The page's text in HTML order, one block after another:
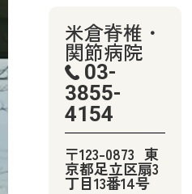
米倉脊椎・
関節病院
03-
3855-
4154
〒123-0873 東
京都足立区扇3
丁目13番14号